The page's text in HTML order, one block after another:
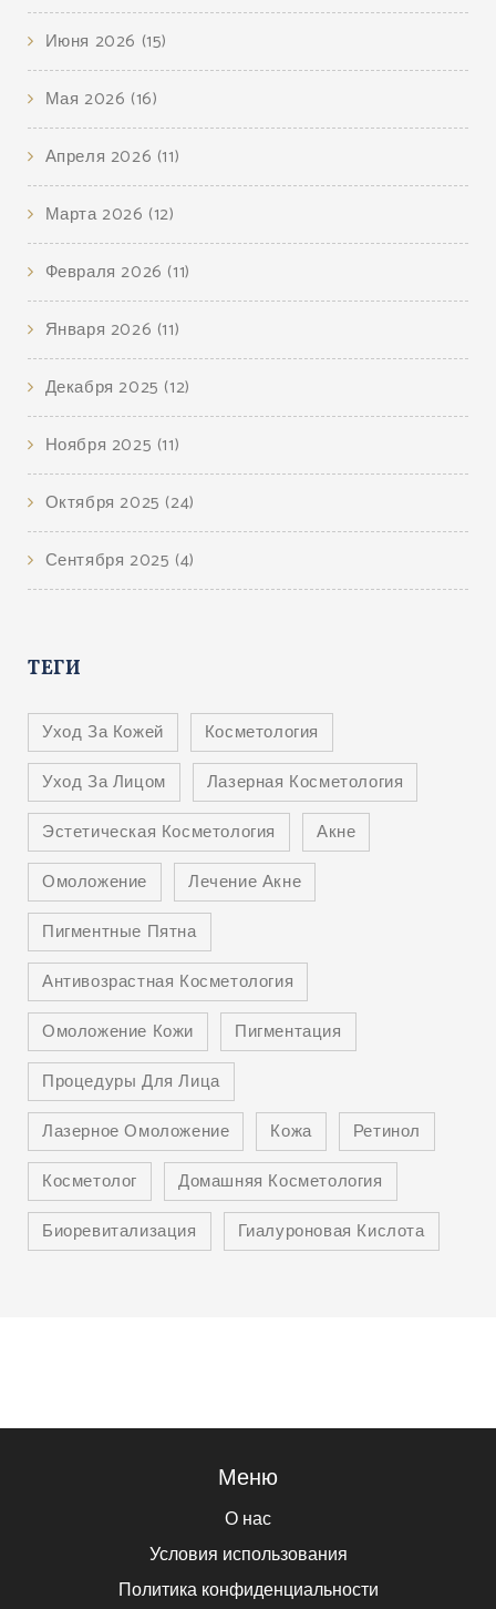
Июня 2026 (15)
Мая 2026 (16)
Апреля 2026 (11)
Марта 2026 (12)
Февраля 2026 (11)
Января 2026 (11)
Декабря 2025 (12)
Ноября 2025 (11)
Октября 2025 (24)
Сентября 2025 (4)
ТЕГИ
Уход За Кожей
Косметология
Уход За Лицом
Лазерная Косметология
Эстетическая Косметология
Акне
Омоложение
Лечение Акне
Пигментные Пятна
Антивозрастная Косметология
Омоложение Кожи
Пигментация
Процедуры Для Лица
Лазерное Омоложение
Кожа
Ретинол
Косметолог
Домашняя Косметология
Биоревитализация
Гиалуроновая Кислота
Меню
О нас
Условия использования
Политика конфиденциальности